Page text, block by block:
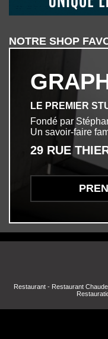
NOTRE SHOP
LE PREMIER
Fondé par
Un savoir-faire
29 RUE
Restaurant - Restaurant